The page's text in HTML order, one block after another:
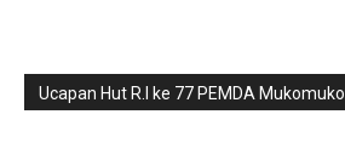
Ucapan Hut R.I ke 77 PEMDA Mukomuko